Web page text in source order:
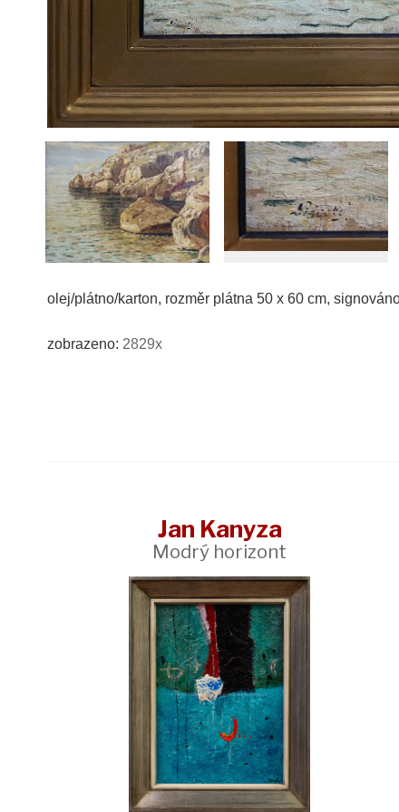
olej/plátno/karton, rozměr plátna 50 x 60 cm,
zobrazeno: 2829x
Jan Kanyza
Modrý horizont